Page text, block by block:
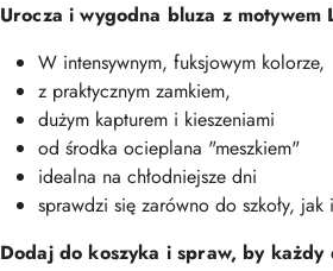
Urocza i wygodna bluza z motywem
W intensywnym, fuksjowym kolorze,
z praktycznym zamkiem,
dużym kapturem i kieszeniami
od środka ocieplana "meszkiem"
idealna na chłodniejsze dni
sprawdzi się zarówno do szkoły,
Dodaj do koszyka i spraw, by